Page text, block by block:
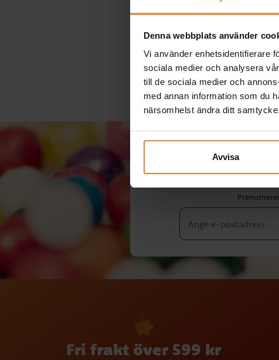
Denna webbplats använder
Vi använder enhetsidentifierare
sociala medier och analysera
till de sociala medier och
med annan information som du
närsomhelst ändra ditt samtycke.
Avvisa
Fri frakt över 599 kr